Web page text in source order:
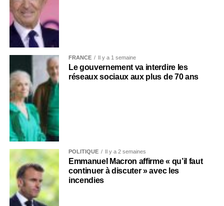
FRANCE Il y a 1 semaine
Le gouvernement va interdire les
réseaux sociaux aux plus de 70 ans
POLITIQUE Il y a 2 semaines
Emmanuel Macron affirme « qu’il faut
continuer à discuter » avec les
incendies